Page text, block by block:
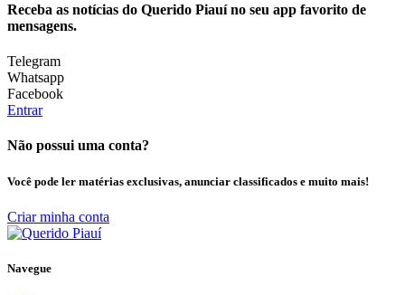
Receba as notícias do Querido Piauí no seu app favorito de
mensagens.
Telegram
Whatsapp
Facebook
Entrar
Não possui uma conta?
Você pode ler matérias exclusivas, anunciar classificados e muito mais!
Criar minha conta
Navegue